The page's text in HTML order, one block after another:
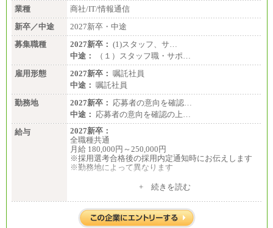
地により異なる。
〈東京・神奈川〉210,000 円
〈大阪・兵庫〉200,000 円
〈愛知〉194,500 円 〈福
岡〉185,000円
※基本給のみ（地域手当なし）
※試用期間中も給与変更なし
中途：
【阪急交通社】
◆正社員/総合職
月給250,000円～(※1)、247,000円～(※2)、242,000円
～(※3)、239,000円～(※4)、237,000円～（※5）
・月給は一律地域手当を含んだ金額を表示
（※1…36,000円、※2…33,000円、※3…28,000円、
※4…25,000円、※5…23,000円）
・試用期間中も給与変更なし
◆正社員/基幹職
・一律地域手当なし
・試用期間中も給与変更なし
業種
商社/IT/情報通信
新卒／中途
2027新卒・中途
募集職種
2027新卒： (1)スタッフ、サ…
中途：
（１）スタッフ職・サポ…
雇用形態
2027新卒： 嘱託社員
中途： 嘱託社員
勤務地
2027新卒： 応募者の意向を確認…
中途： 応募者の意向を確認の上…
給与
2027新卒：
全職種共通
月給 180,000円～250,000円
※採用選考合格後の採用内定通知時にお伝えします
※勤務地によって異なります
月給 200,000円～250,000円
入社時の処遇は経験・能力を考慮の上、当社規程に
より決定します。
+ 続きを読む